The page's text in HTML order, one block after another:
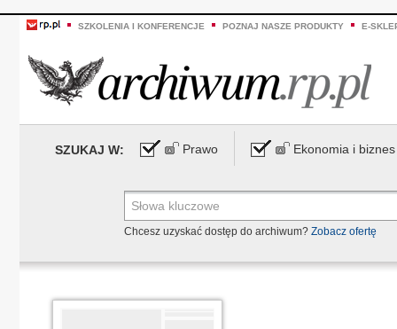
SZKOLENIA I KONFERENCJE POZNAJ NASZE PRODUKTY E-
SZUKAJ W: Prawo Ekonomia i biznes
Chcesz uzyskać dostęp do archiwum? Zobacz ofertę